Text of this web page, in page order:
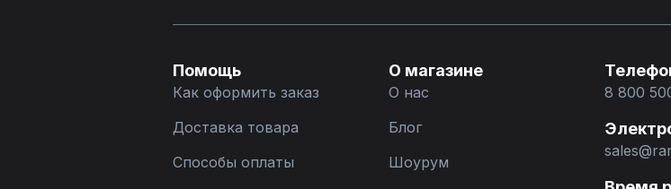
Помощь
Как оформить заказ
Доставка товара
Способы оплаты
О магазине
О нас
Блог
Шоурум
8 800